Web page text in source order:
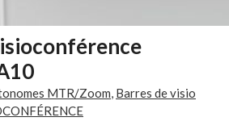
MTR/Zoom Barres de visio